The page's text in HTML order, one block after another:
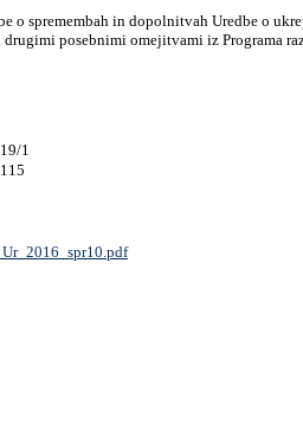
o spremembah in dopolnitvah Uredbe o
posebnimi omejitvami iz Programa
1
Ur_2016_spr10.pdf